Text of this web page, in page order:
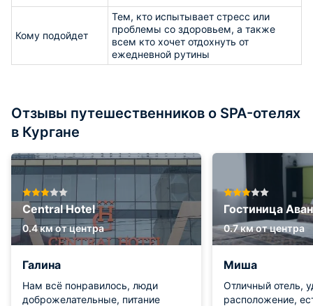
Кому подойдет
Тем, кто испытывает стресс или
проблемы со здоровьем, а также
всем кто хочет отдохнуть от
ежедневной рутины
Отзывы путешественников о SPA-отелях
в Кургане
Central Hotel
0.4 км от центра
Галина
Нам всё понравилось, люди
доброжелательные, питание
Гостиница
0.7 км от центра
Миша
Отличный отель,
расположение,